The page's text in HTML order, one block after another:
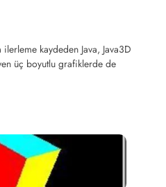
kaydeden Java, Java3D
üç boyutlu grafiklerde de